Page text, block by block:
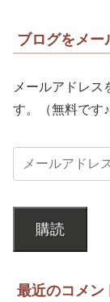
ブログをメー
メールアドレス
す。（無料です♪
購読
最近のコメン